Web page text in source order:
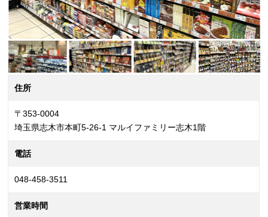
住所
〒353-0004
埼玉県志木市本町5-26-1 マルイファミリー志木1階
電話
048-458-3511
営業時間